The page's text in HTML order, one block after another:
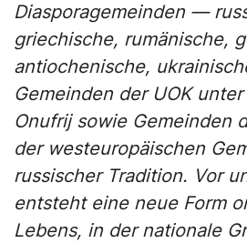
Diasporagemeinden —
griechische, rumänische,
antiochenische,
Gemeinden der UOK
Onufrij sowie Gemeinden
der westeuropäischen
russischer Tradition. Vor
entsteht eine neue Form
Lebens, in der nationale